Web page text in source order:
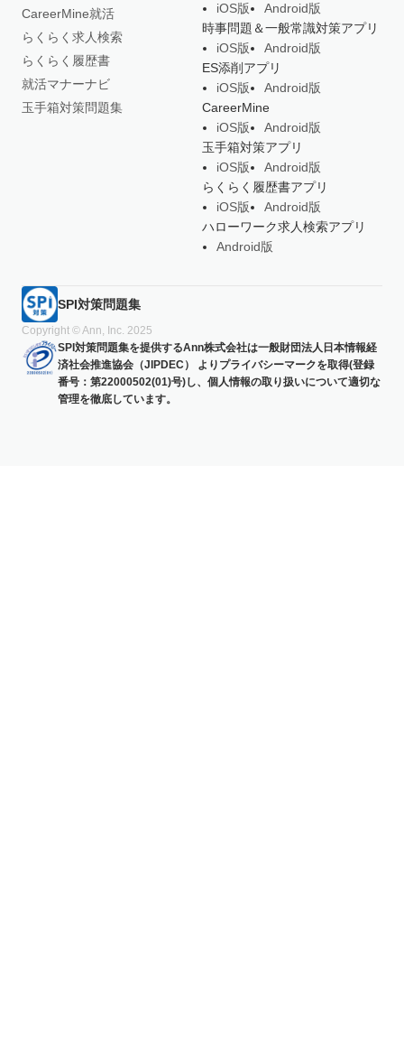
CareerMine就活
らくらく求人検索
らくらく履歴書
就活マナーナビ
玉手箱対策問題集
iOS版
Android版
時事問題＆一般常識対策アプリ
iOS版
Android版
ES添削アプリ
iOS版
Android版
CareerMine
iOS版
Android版
玉手箱対策アプリ
iOS版
Android版
らくらく履歴書アプリ
iOS版
Android版
ハローワーク求人検索アプリ
Android版
SPI対策問題集
Copyright © Ann, Inc. 2025
SPI対策問題集を提供するAnn株式会社は一般財団法人日本情報経
済社会推進協会（JIPDEC） よりプライバシーマークを取得(登録
番号：第22000502(01)号)し、個人情報の取り扱いについて適切な
管理を徹底しています。